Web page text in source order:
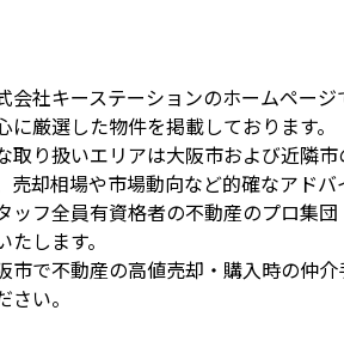
会社キーステーションのホームペー
に厳選した物件を掲載しております。
取り扱いエリアは大阪市および近隣
売却相場や市場動向など的確なアド
ッフ全員有資格者の不動産のプロ集
たします。
市で不動産の高値売却・購入時の仲
さい。